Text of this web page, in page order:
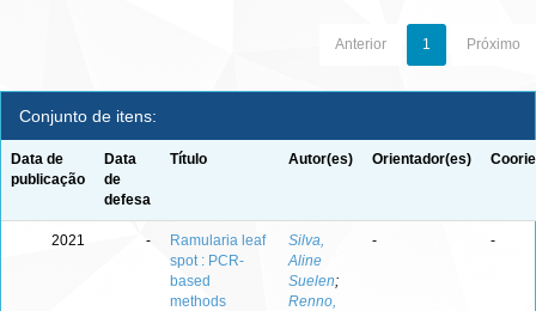
Anterior 1 Próximo
Conjunto de itens:
Data de
publicação
Data
de
defesa
Título Autor(es) Orientador(es)
2021 -
Ramularia leaf
spot : PCR-
based
methods
Silva,
Aline
Suelen;
Renno,
- -